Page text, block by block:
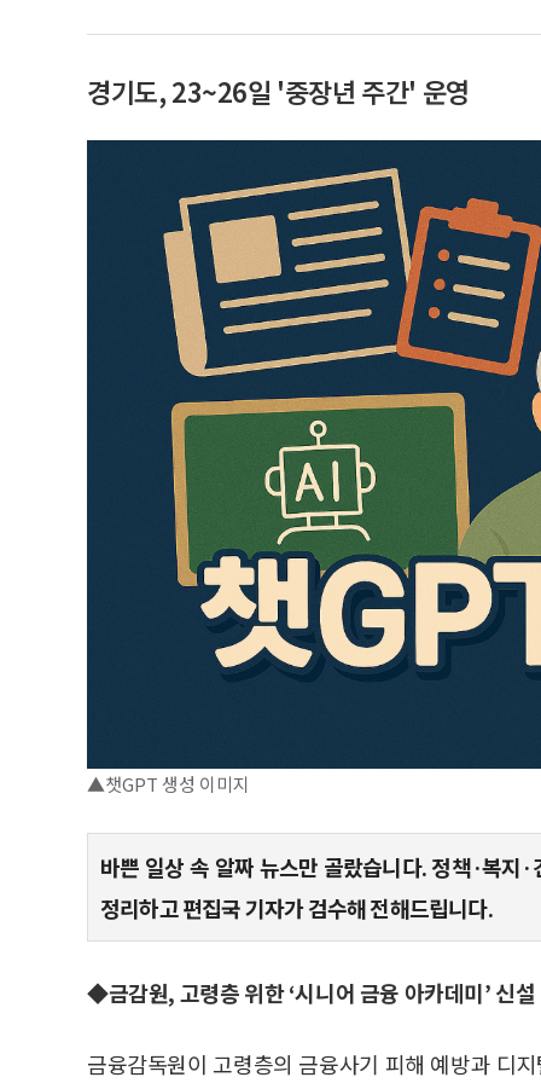
경기도, 23~26일 '중장년 주간' 운영
▲챗GPT 생성 이미지
바쁜 일상 속 알짜 뉴스만 골랐습니다. 정책·복지
정리하고 편집국 기자가 검수해 전해드립니다.
◆금감원, 고령층 위한 ‘시니어 금융 아카데미’ 신설
금융감독원이 고령층의 금융사기 피해 예방과 디